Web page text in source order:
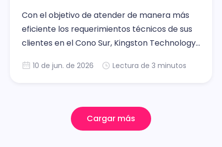
Con el objetivo de atender de manera más
eficiente los requerimientos técnicos de sus
clientes en el Cono Sur, Kingston Technology
soporte técnico en la región. ESET
ChileLa ejecutiva será la nueva
10 de jun. de 2026 Lectura de 3 minutos
Cargar más